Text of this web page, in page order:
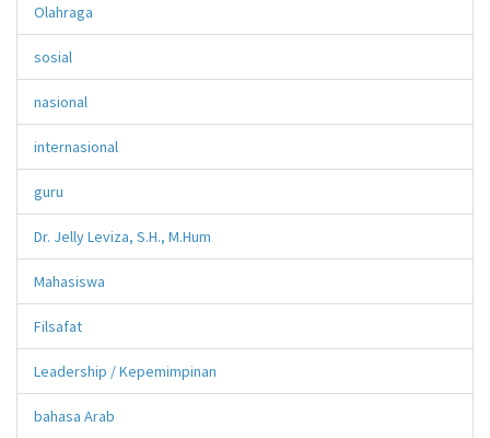
Olahraga
sosial
nasional
internasional
guru
Dr. Jelly Leviza, S.H., M.Hum
Mahasiswa
Filsafat
Leadership / Kepemimpinan
bahasa Arab